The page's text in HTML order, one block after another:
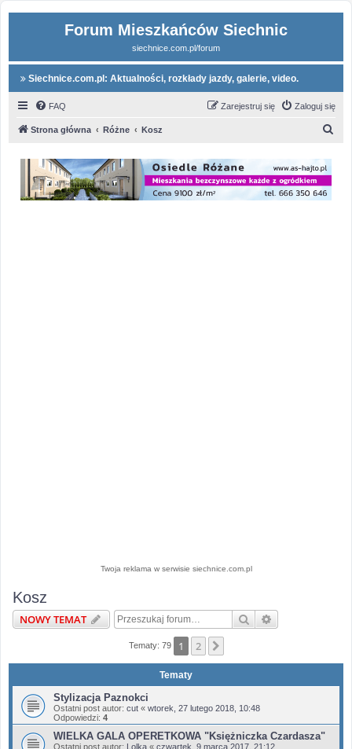
Forum Mieszkańców Siechnic
siechnice.com.pl/forum
Siechnice.com.pl: Aktualności, rozkłady jazdy, galerie, video.
FAQ Zaloguj się
Zarejestruj się
Strona główna Różne Kosz
Twoja reklama w serwisie siechnice.com.pl
Kosz
NOWY TEMAT Szukaj
Tematy: 79 1 2
Tematy
Stylizacja Paznokci
Ostatni post autor: cut « wtorek, 27 lutego 2018, 10:48
Odpowiedzi: 4
WIELKA GALA OPERETKOWA "Księżniczka Czardasza"
Ostatni post autor: Lolka « czwartek, 9 marca 2017, 21:12